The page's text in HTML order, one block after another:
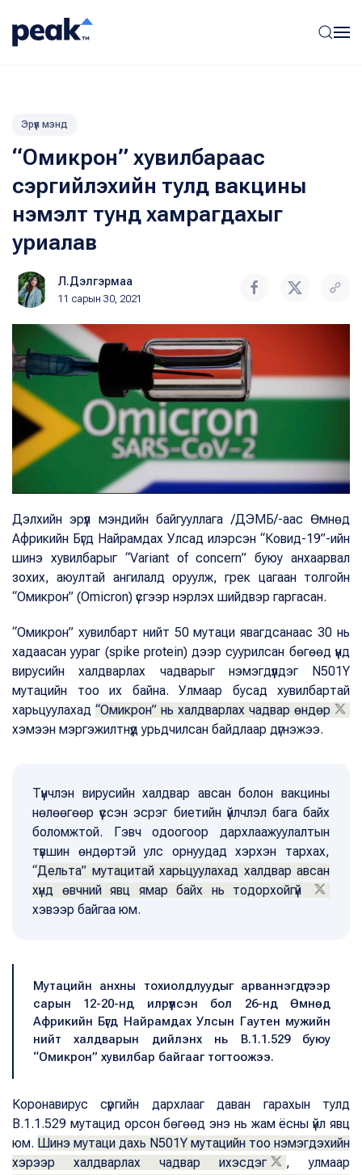
Эрүүл мэнд
“Омикрон” хувилбараас
сэргийлэхийн тулд вакцины
нэмэлт тунд хамрагдахыг
уриалав
Л.Дэлгэрмаа
11 сарын 30, 2021
Дэлхийн эрүүл мэндийн байгууллага /ДЭМБ/-аас Өмнөд
Африкийн Бүгд Найрамдах Улсад илэрсэн “Ковид-19”-ийн
шинэ хувилбарыг “Variant of concern” буюу анхаарвал
зохих, аюултай ангилалд оруулж, грек цагаан толгойн
“Омикрон” (Omicron) үсгээр нэрлэх шийдвэр гаргасан.
“Омикрон” хувилбарт нийт 50 мутаци явагдсанаас 30 нь
хадаасан уураг (spike protein) дээр суурилсан бөгөөд үүнд
вирусийн халдварлах чадварыг нэмэгдүүлдэг N501Y
мутацийн тоо их байна. Улмаар бусад хувилбартай
харьцуулахад “Омикрон” нь халдварлах чадвар өндөр
хэмээн мэргэжилтнүүд урьдчилсан байдлаар дүгнэжээ.
Түүнчлэн вирусийн халдвар авсан болон вакцины
нөлөөгөөр үүссэн эсрэг биетийн үйлчлэл бага байх
боломжтой. Гэвч одоогоор дархлаажуулалтын
түвшин өндөртэй улс орнуудад хэрхэн тархах,
“Дельта” мутацитай харьцуулахад халдвар авсан
хүнд өвчний явц ямар байх нь тодорхойгүй
хэвээр байгаа юм.
Мутацийн анхны тохиолдлуудыг арваннэгдүгээр
сарын 12-20-нд илрүүлсэн бол 26-нд Өмнөд
Африкийн Бүгд Найрамдах Улсын Гаутен мужийн
нийт халдварын дийлэнх нь B.1.1.529 буюу
“Омикрон” хувилбар байгааг тогтоожээ.
Коронавирус сүргийн дархлааг даван гарахын тулд
B.1.1.529 мутацид орсон бөгөөд энэ нь жам ёсны үйл явц
юм. Шинэ мутаци дахь N501Y мутацийн тоо нэмэгдэхийн
хэрээр халдварлах чадвар ихэсдэг
, улмаар